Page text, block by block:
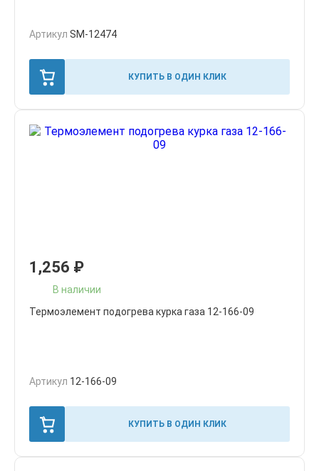
Артикул SM-12474
КУПИТЬ В ОДИН КЛИК
1,256 ₽
В наличии
Термоэлемент подогрева курка газа 12-166-09
Артикул 12-166-09
КУПИТЬ В ОДИН КЛИК